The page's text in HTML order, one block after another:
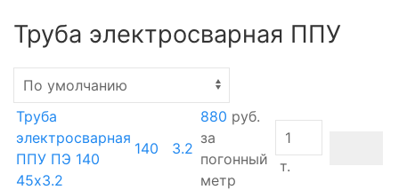
Труба электросварная ППУ
Труба
электросварная
ППУ ПЭ 140
45х3.2
140 3.2
880 руб.
за
погонный
метр
т.